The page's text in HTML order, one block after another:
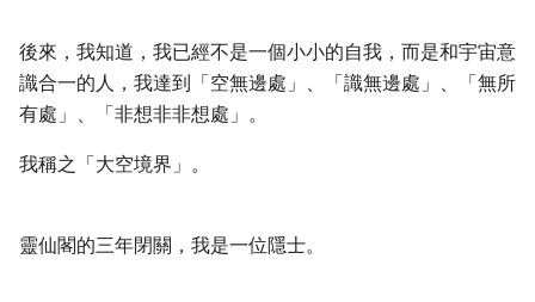
後來，我知道，我已經不是一個小小的自我，而是和宇宙意
識合一的人，我達到「空無邊處」、「識無邊處」、「無所
有處」、「非想非非想處」。
我稱之「大空境界」。
靈仙閣的三年閉關，我是一位隱士。